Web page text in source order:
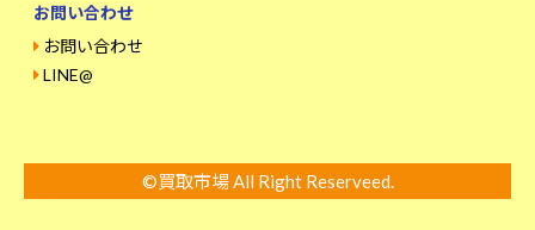
お問い合わせ
お問い合わせ
LINE@
©買取市場 All Right Reserveed.